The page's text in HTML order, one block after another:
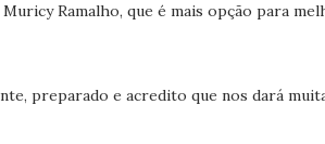
Ramalho, que é mais opção para
preparado e acredito que nos dará